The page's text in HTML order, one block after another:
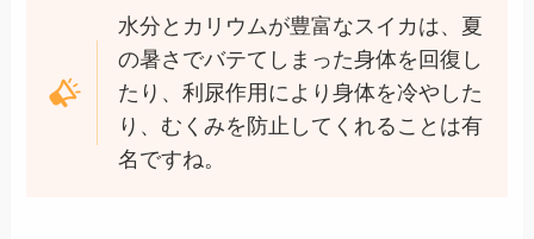
水分とカリウムが豊富なスイカは、夏
の暑さでバテてしまった身体を回復し
たり、利尿作用により身体を冷やした
り、むくみを防止してくれることは有
名ですね。